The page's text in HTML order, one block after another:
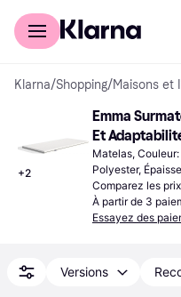
Acheter avec Klarna
Klarna/Shopping/Maisons et
+2
Emma
Et
Matelas
Matelas,
Polyester,
Comparez les
À partir de 3
Essayez des
Versions